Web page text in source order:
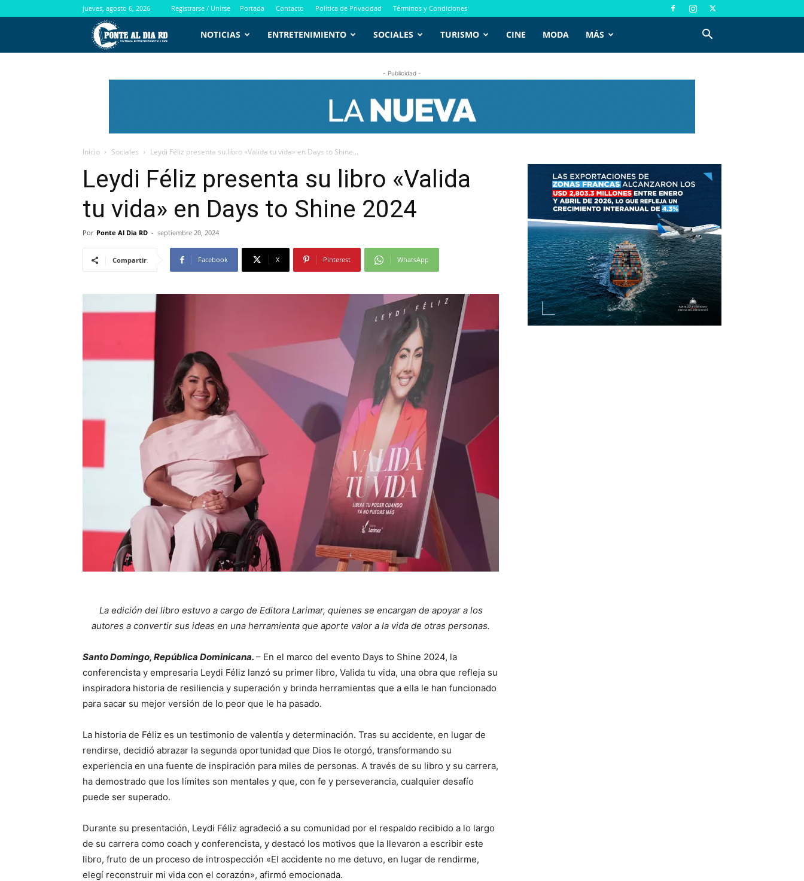
jueves, agosto 6, 2026 Registrarse / Unirse Portada Contacto Política de Privacidad Términos y Condiciones
PontealdiaRD.com
NOTICIAS ENTRETENIMIENTO SOCIALES TURISMO CINE MODA MÁS
- Publicidad -
Inicio Sociales Leydi Féliz presenta su libro «Valida tu vida» en Days to Shine...
Leydi Féliz presenta su libro «Valida
tu vida» en Days to Shine 2024
Por Ponte Al Dia RD - septiembre 20, 2024
Compartir Facebook X Pinterest WhatsApp
La edición del libro estuvo a cargo de Editora Larimar, quienes se encargan de apoyar a los
autores a convertir sus ideas en una herramienta que aporte valor a la vida de otras personas.
Santo Domingo, República Dominicana. – En el marco del evento Days to Shine 2024, la
conferencista y empresaria Leydi Féliz lanzó su primer libro, Valida tu vida, una obra que refleja su
inspiradora historia de resiliencia y superación y brinda herramientas que a ella le han funcionado
para sacar su mejor versión de lo peor que le ha pasado.
La historia de Féliz es un testimonio de valentía y determinación. Tras su accidente, en lugar de
rendirse, decidió abrazar la segunda oportunidad que Dios le otorgó, transformando su
experiencia en una fuente de inspiración para miles de personas. A través de su libro y su carrera,
ha demostrado que los límites son mentales y que, con fe y perseverancia, cualquier desafío
puede ser superado.
Durante su presentación, Leydi Féliz agradeció a su comunidad por el respaldo recibido a lo largo
de su carrera como coach y conferencista, y destacó los motivos que la llevaron a escribir este
libro, fruto de un proceso de introspección «El accidente no me detuvo, en lugar de rendirme,
elegí reconstruir mi vida con el corazón», afirmó emocionada.